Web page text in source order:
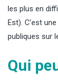
les plus en
Est). C’est
publiques sur
Qui